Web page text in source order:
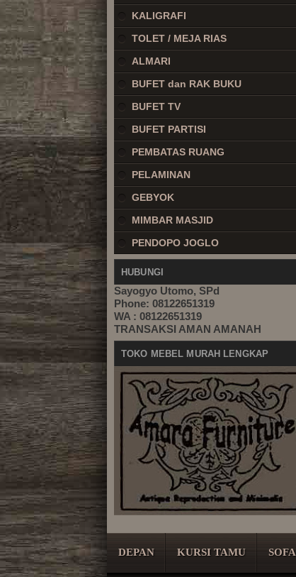
KALIGRAFI
TOLET / MEJA RIAS
ALMARI
BUFET dan RAK BUKU
BUFET TV
BUFET PARTISI
PEMBATAS RUANG
PELAMINAN
GEBYOK
MIMBAR MASJID
PENDOPO JOGLO
HUBUNGI
Sayogyo Utomo, SPd
Phone: 08122651319
WA : 08122651319
TRANSAKSI AMAN AMANAH
TOKO MEBEL MURAH LENGKAP
DEPAN KURSI TAMU SOFA